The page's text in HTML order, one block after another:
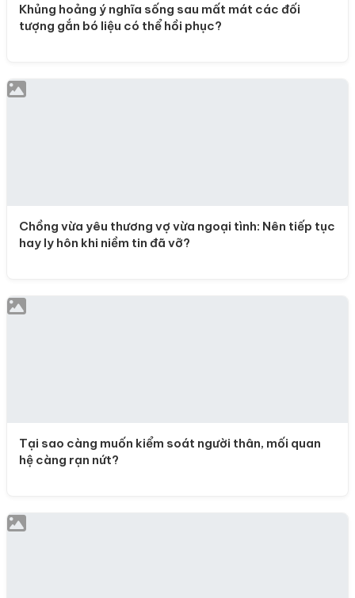
Khủng hoảng ý nghĩa sống sau mất mát các đối
tượng gắn bó liệu có thể hồi phục?
Chồng vừa yêu thương vợ vừa ngoại tình: Nên tiếp tục
hay ly hôn khi niềm tin đã vỡ?
Tại sao càng muốn kiểm soát người thân, mối quan
hệ càng rạn nứt?